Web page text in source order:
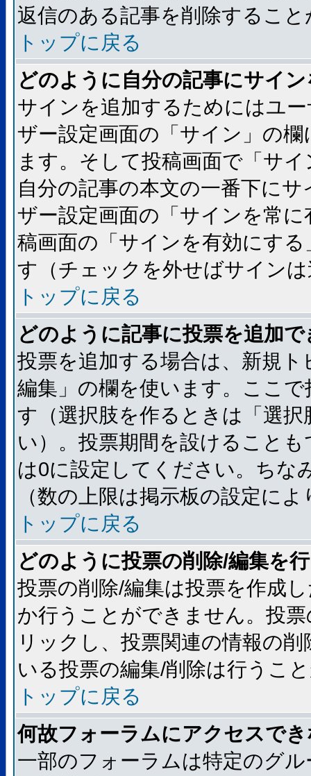
返信のある記事を削除するこ
トップに戻る
どのように自分の記事にサイ
サインを追加するためにはユ
ザー設定画面の「サイン」の
ます。そして投稿画面で「サ
自分の記事の本文の一番下に
ザー設定画面の「サインを常
稿画面の「サインを有効にす
す（チェックを外せばサイン
トップに戻る
どのように記事に投票を追加
投票を追加する場合は、新規
編集」の欄を使います。ここ
す（選択肢を作るときは「選
い）。投票期間を設けること
は0に設定してください。ちな
（数の上限は掲示板の設定に
トップに戻る
どのように投票の削除/編集を
投票の削除/編集は投票を作成
か行うことができません。投
リックし、投票関連の情報の
いる投票の編集/削除は行うこ
トップに戻る
何故フォーラムにアクセスで
一部のフォーラムは特定のグ